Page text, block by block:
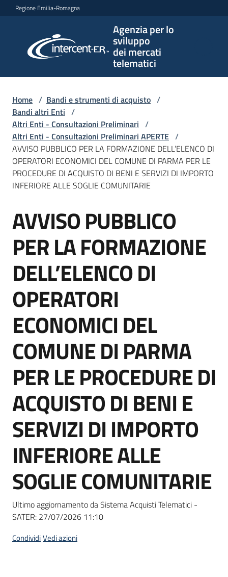
Vai al contenuto
Vai alla navigazione
Vai al footer
Regione Emilia-Romagna
Agenzia per lo
sviluppo
dei mercati
telematici
per lo
sviluppo
telematici
L'Agenzia
Bandi
strumenti
di
Supporto
Piattaforme
telematiche
English
site
Seguici
su
Home / Bandi e strumenti di acquisto /
Bandi altri Enti /
Altri Enti - Consultazioni Preliminari /
Altri Enti - Consultazioni Preliminari APERTE /
AVVISO PUBBLICO PER LA FORMAZIONE DELL’ELENCO DI
OPERATORI ECONOMICI DEL COMUNE DI PARMA PER LE
PROCEDURE DI ACQUISTO DI BENI E SERVIZI DI IMPORTO
INFERIORE ALLE SOGLIE COMUNITARIE
Salta al contenuto
AVVISO PUBBLICO
PER LA FORMAZIONE
DELL’ELENCO DI
OPERATORI
ECONOMICI DEL
COMUNE DI PARMA
PER LE PROCEDURE DI
ACQUISTO DI BENI E
SERVIZI DI IMPORTO
INFERIORE ALLE
SOGLIE COMUNITARIE
Ultimo aggiornamento da Sistema Acquisti Telematici -
SATER: 27/07/2026 11:10
CondividiVedi azioni